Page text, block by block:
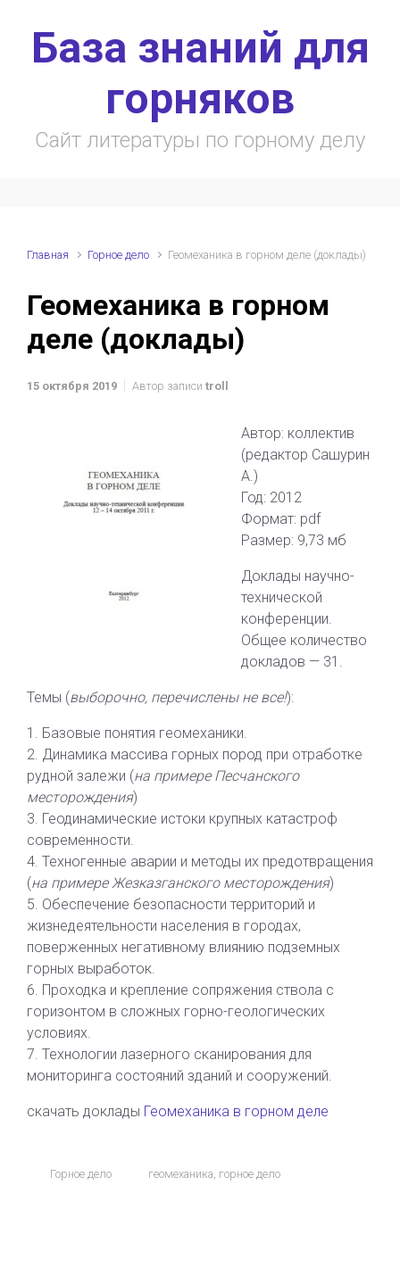
База знаний для
горняков
Сайт литературы по горному делу
Главная Горное дело Геомеханика в горном деле (доклады)
Геомеханика в горном
деле (доклады)
15 октября 2019 Автор записи troll
Автор: коллектив
(редактор Сашурин
А.)
Год: 2012
Формат: pdf
Размер: 9,73 мб
Доклады научно-
технической
конференции.
Общее количество
докладов — 31.
Темы (выборочно, перечислены не все!):
1. Базовые понятия геомеханики.
2. Динамика массива горных пород при отработке
рудной залежи (на примере Песчанского
месторождения)
3. Геодинамические истоки крупных катастроф
современности.
4. Техногенные аварии и методы их предотвращения
(на примере Жезказганского месторождения)
5. Обеспечение безопасности территорий и
жизнедеятельности населения в городах,
поверженных негативному влиянию подземных
горных выработок.
6. Проходка и крепление сопряжения ствола с
горизонтом в сложных горно-геологических
условиях.
7. Технологии лазерного сканирования для
мониторинга состояний зданий и сооружений.
скачать доклады Геомеханика в горном деле
Горное дело геомеханика, горное дело